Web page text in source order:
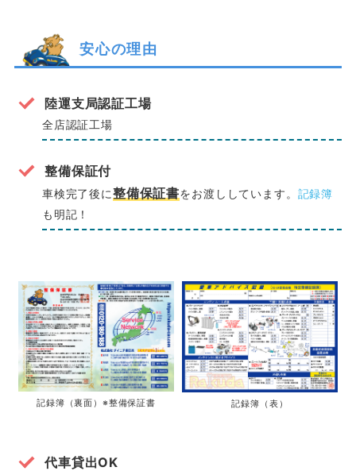
安心の理由
陸運支局認証工場
全店認証工場
整備保証付
車検完了後に整備保証書をお渡ししています。 記録簿
も明記！
記録簿（裏面）※整備保証書 記録簿（表）
代車貸出OK